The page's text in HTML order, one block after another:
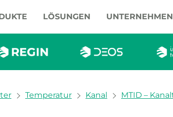
LÖSUNGEN UNTERNEHMEN
Temperatur Kanal MTID –